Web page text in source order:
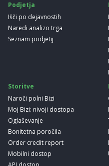
Podjetja
Išči po dejavnostih
Naredi analizo trga
Seznam podjetij
Storitve
Naroči polni Bizi
Moj Bizi: nivoji dostopa
Oglaševanje
Bonitetna poročila
Order credit report
Mobilni dostop